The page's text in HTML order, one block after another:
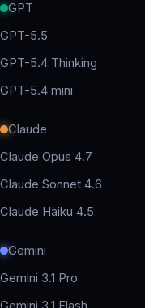
GPT
GPT-5.5
GPT-5.4 Thinking
GPT-5.4 mini
Claude
Claude Opus 4.7
Claude Sonnet 4.6
Claude Haiku 4.5
Gemini
Gemini 3.1 Pro